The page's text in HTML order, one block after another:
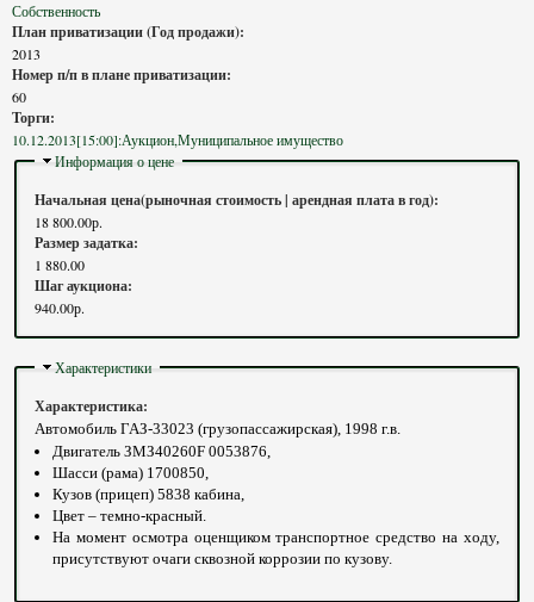
Собственность
План приватизации (Год продажи):
2013
Номер п/п в плане приватизации:
60
Торги:
10.12.2013[15:00]:Аукцион,Муниципальное имущество
Скрыть
Информация о цене
Начальная цена(рыночная стоимость | арендная плата в год):
18 800.00р.
Размер задатка:
1 880.00
Шаг аукциона:
940.00р.
Скрыть
Характеристики
Характеристика:
Автомобиль ГАЗ-33023 (грузопассажирская), 1998 г.в.
Двигатель ЗМЗ40260F 0053876,
Шасси (рама) 1700850,
Кузов (прицеп) 5838 кабина,
Цвет – темно-красный.
На момент осмотра оценщиком транспортное средство на ходу,
присутствуют очаги сквозной коррозии по кузову.